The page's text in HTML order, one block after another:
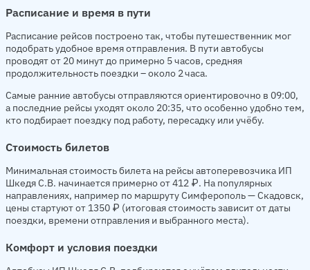
Расписание и время в пути
Расписание рейсов построено так, чтобы путешественник мог
подобрать удобное время отправления. В пути автобусы
проводят от 20 минут до примерно 5 часов, средняя
продолжительность поездки – около 2 часа.
Самые ранние автобусы отправляются ориентировочно в 09:00,
а последние рейсы уходят около 20:35, что особенно удобно тем,
кто подбирает поездку под работу, пересадку или учёбу.
Стоимость билетов
Минимальная стоимость билета на рейсы автоперевозчика ИП
Шкедя С.В. начинается примерно от 412 ₽. На популярных
направлениях, например по маршруту Симферополь — Скадовск,
цены стартуют от 1350 ₽ (итоговая стоимость зависит от даты
поездки, времени отправления и выбранного места).
Комфорт и условия поездки